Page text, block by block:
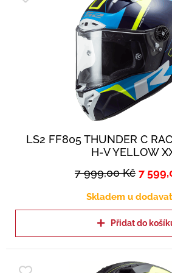
LS2 FF805 THUNDER C
H-V YELLOW
7 999,00Kč 7
Skladem u
Přidat do